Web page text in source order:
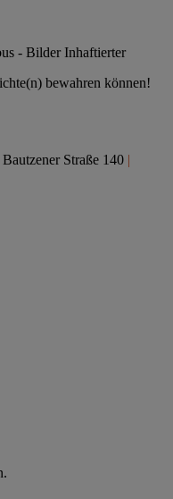
bewahren können!
Bautzener Straße 140 |